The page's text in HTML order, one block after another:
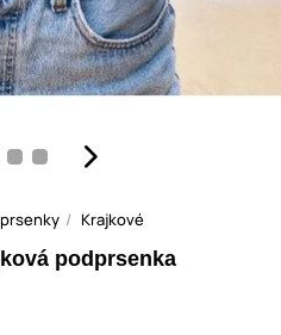
Krajkové
podprsenka